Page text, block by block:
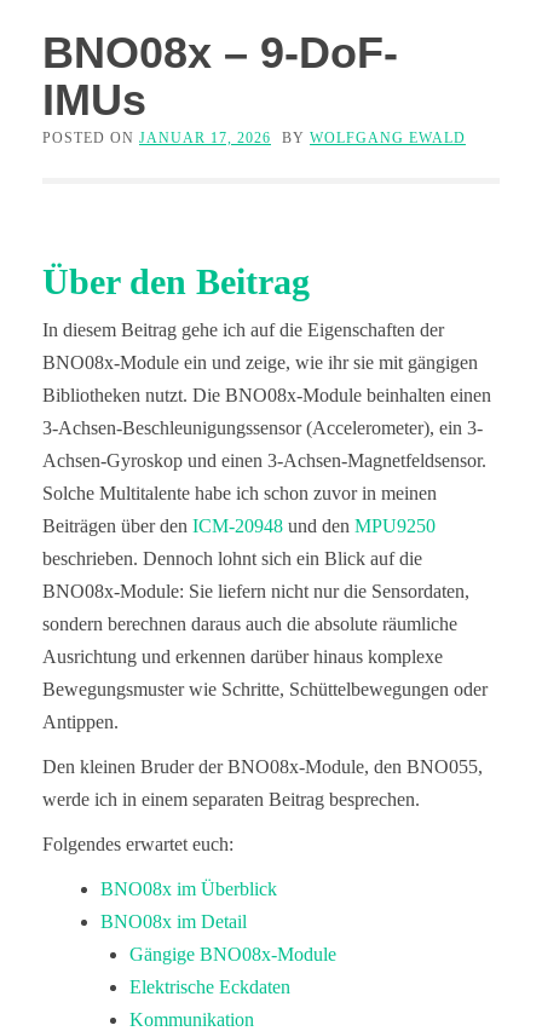
BNO08x – 9-DoF-
IMUs
POSTED ON JANUAR 17, 2026 BY WOLFGANG EWALD
Über den Beitrag
In diesem Beitrag gehe ich auf die Eigenschaften der
BNO08x-Module ein und zeige, wie ihr sie mit gängigen
Bibliotheken nutzt. Die BNO08x-Module beinhalten einen
3-Achsen-Beschleunigungssensor (Accelerometer), ein 3-
Achsen-Gyroskop und einen 3-Achsen-Magnetfeldsensor.
Solche Multitalente habe ich schon zuvor in meinen
Beiträgen über den ICM-20948 und den MPU9250
beschrieben. Dennoch lohnt sich ein Blick auf die
BNO08x-Module: Sie liefern nicht nur die Sensordaten,
sondern berechnen daraus auch die absolute räumliche
Ausrichtung und erkennen darüber hinaus komplexe
Bewegungsmuster wie Schritte, Schüttelbewegungen oder
Antippen.
Den kleinen Bruder der BNO08x-Module, den BNO055,
werde ich in einem separaten Beitrag besprechen.
Folgendes erwartet euch:
BNO08x im Überblick
BNO08x im Detail
Gängige BNO08x-Module
Elektrische Eckdaten
Kommunikation